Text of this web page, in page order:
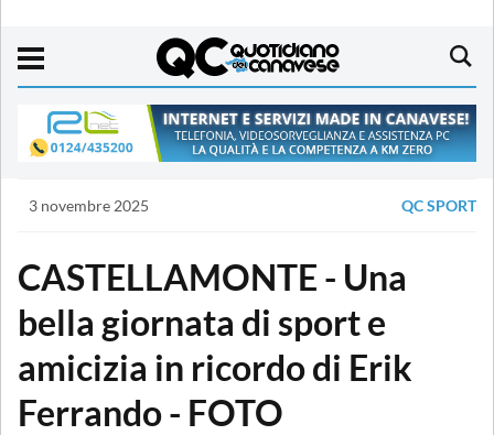
3 novembre 2025 QC SPORT
CASTELLAMONTE - Una
bella giornata di sport e
amicizia in ricordo di Erik
Ferrando - FOTO